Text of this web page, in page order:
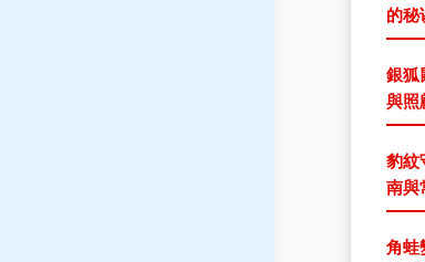
的秘
銀狐
與照
豹紋
南與
角蛙